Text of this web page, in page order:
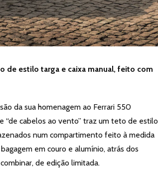
de estilo targa e caixa manual, feito com
da sua homenagem ao Ferrari 550
“de cabelos ao vento” traz um teto de estilo
num compartimento feito à medida
em couro e alumínio, atrás dos
de edição limitada.